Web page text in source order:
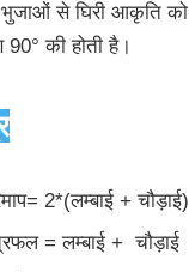
से घिरी आकृति को
90° की होती है।
2*(लम्बाई + चौड़ाई)
= लम्बाई + चौड़ाई